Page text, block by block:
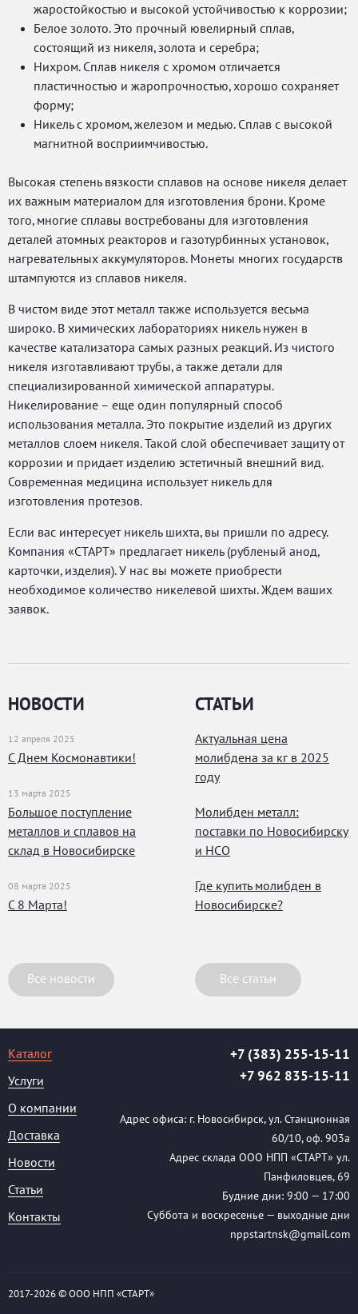
жаростойкостью и высокой устойчивостью к коррозии;
Белое золото. Это прочный ювелирный сплав,
состоящий из никеля, золота и серебра;
Нихром. Сплав никеля с хромом отличается
пластичностью и жаропрочностью, хорошо сохраняет
форму;
Никель с хромом, железом и медью. Сплав с высокой
магнитной восприимчивостью.
Высокая степень вязкости сплавов на основе никеля делает
их важным материалом для изготовления брони. Кроме
того, многие сплавы востребованы для изготовления
деталей атомных реакторов и газотурбинных установок,
нагревательных аккумуляторов. Монеты многих государств
штампуются из сплавов никеля.
В чистом виде этот металл также используется весьма
широко. В химических лабораториях никель нужен в
качестве катализатора самых разных реакций. Из чистого
никеля изготавливают трубы, а также детали для
специализированной химической аппаратуры.
Никелирование – еще один популярный способ
использования металла. Это покрытие изделий из других
металлов слоем никеля. Такой слой обеспечивает защиту от
коррозии и придает изделию эстетичный внешний вид.
Современная медицина использует никель для
изготовления протезов.
Если вас интересует никель шихта, вы пришли по адресу.
Компания «СТАРТ» предлагает никель (рубленый анод,
карточки, изделия). У нас вы можете приобрести
необходимое количество никелевой шихты. Ждем ваших
заявок.
НОВОСТИ
12 апреля 2025
С Днем Космонавтики!
13 марта 2025
Большое поступление
металлов и сплавов на
склад в Новосибирске
08 марта 2025
С 8 Марта!
Все новости
СТАТЬИ
Актуальная цена
молибдена за кг в 2025
году
Молибден металл:
поставки по Новосибирску
и НСО
Где купить молибден в
Новосибирске?
Все статьи
Каталог
Услуги
О компании
Доставка
Новости
Статьи
Контакты
+7 (383) 255-15-11
+7 962 835-15-11
Адрес офиса: г. Новосибирск, ул. Станционная
60/10, оф. 903а
Адрес склада ООО НПП «СТАРТ» ул.
Панфиловцев, 69
Будние дни: 9:00 — 17:00
Суббота и воскресенье — выходные дни
nppstartnsk@gmail.com
2017-2026 © ООО НПП «СТАРТ»